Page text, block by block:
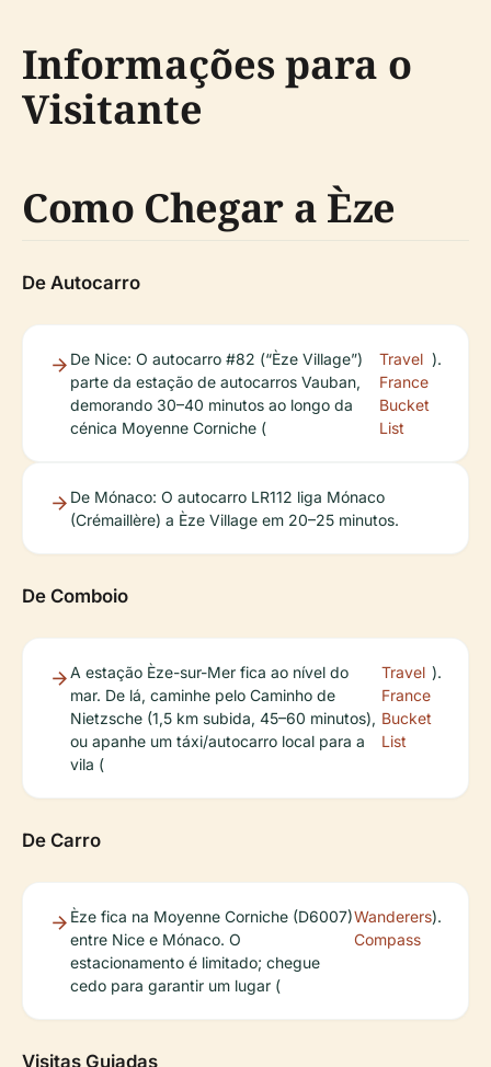
Informações para o
Visitante
Como Chegar a Èze
De Autocarro
De Nice: O autocarro #82 (“Èze Village”)
parte da estação de autocarros Vauban,
demorando 30–40 minutos ao longo da
cénica Moyenne Corniche (
Travel
France
Bucket
List
).
De Mónaco: O autocarro LR112 liga Mónaco
(Crémaillère) a Èze Village em 20–25 minutos.
De Comboio
A estação Èze-sur-Mer fica ao nível do
mar. De lá, caminhe pelo Caminho de
Nietzsche (1,5 km subida, 45–60 minutos),
ou apanhe um táxi/autocarro local para a
vila (
Travel
France
Bucket
List
).
De Carro
Èze fica na Moyenne Corniche (D6007)
entre Nice e Mónaco. O
estacionamento é limitado; chegue
cedo para garantir um lugar (
Wanderers
Compass
).
Visitas Guiadas